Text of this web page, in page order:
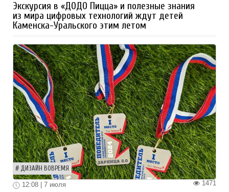
Экскурсия в «ДОДО Пицца» и полезные знания
из мира цифровых технологий ждут детей
Каменска-Уральского этим летом
ДИЗАЙН ВОВРЕМЯ
1471
12:08 | 7 июля